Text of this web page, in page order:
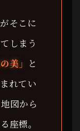
そこに
しまう
美」
と
れてい
図から
座標。